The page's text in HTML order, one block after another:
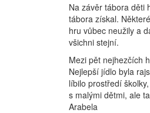
Na závěr tábora děti
tábora získal.
hru vůbec neužily a
všichni stejní.
Mezi pět nejhezčích
Nejlepší jídlo byla
líbilo prostředí
s malými
Arabela